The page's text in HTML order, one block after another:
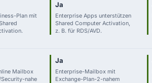
Plan mit
Ja
Enterprise Apps unterstützen
Shared Computer Activation,
z. B. für RDS/AVD.
Mailbox
nahe
Ja
Enterprise-Mailbox mit
Exchange-Plan-2-nahem